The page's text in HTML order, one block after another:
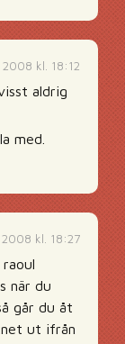
2008 kl. 18:12
aldrig
med.
2008 kl. 18:27
när du
går du åt
ut ifrån